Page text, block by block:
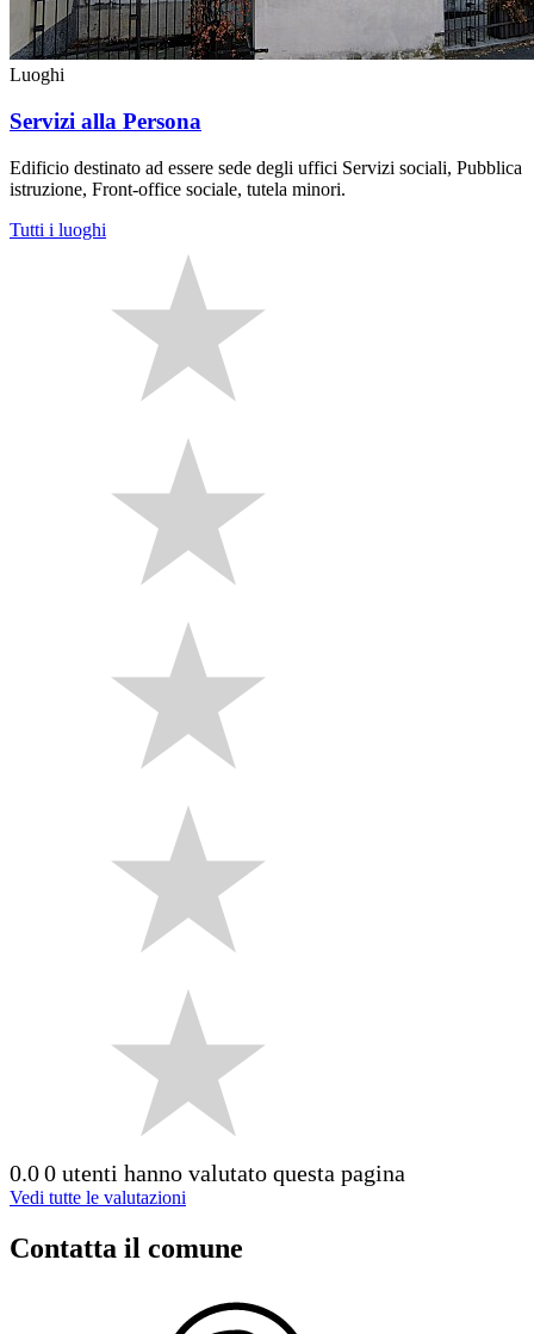
Luoghi
Servizi alla Persona
Edificio destinato ad essere sede degli uffici Servizi sociali, Pubblica
istruzione, Front-office sociale, tutela minori.
Tutti i luoghi
0.00 utenti hanno valutato questa pagina
Vedi tutte le valutazioni
Contatta il comune